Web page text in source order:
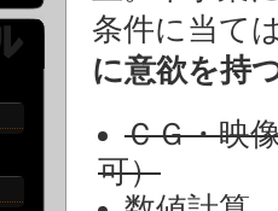
条件に当て
に意欲を持
ＣＧ・映
可）